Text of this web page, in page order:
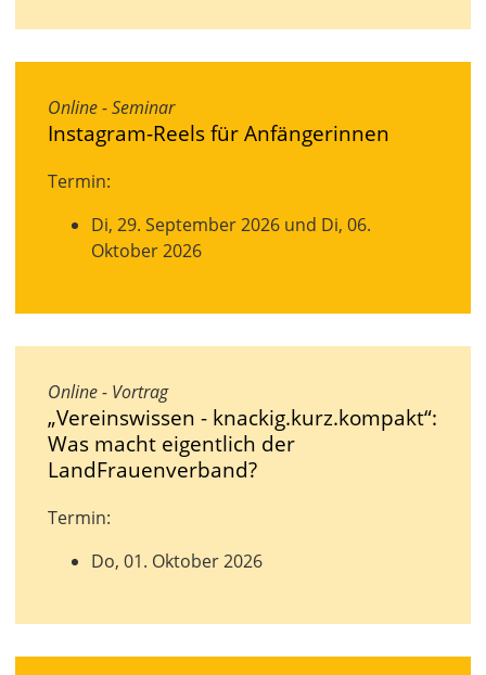
Online - Seminar
Instagram-Reels für Anfängerinnen
Termin:
Di, 29. September 2026 und Di, 06.
Oktober 2026
Online - Vortrag
„Vereinswissen - knackig.kurz.kompakt“:
Was macht eigentlich der
LandFrauenverband?
Termin:
Do, 01. Oktober 2026